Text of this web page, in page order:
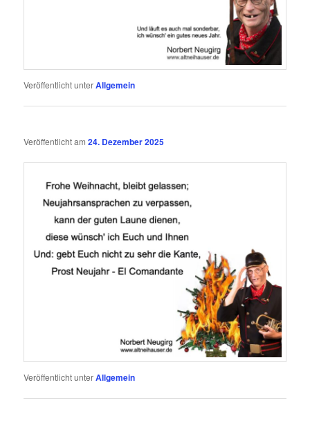
Veröffentlicht unterAllgemein
Veröffentlicht am24. Dezember 2025
Veröffentlicht unterAllgemein